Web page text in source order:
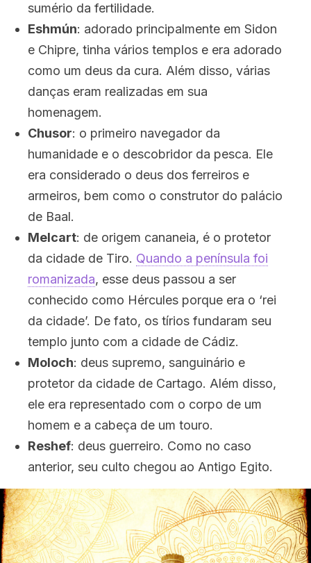
sumério da fertilidade.
Eshmún: adorado principalmente em Sidon
e Chipre, tinha vários templos e era adorado
como um deus da cura. Além disso, várias
danças eram realizadas em sua
homenagem.
Chusor: o primeiro navegador da
humanidade e o descobridor da pesca. Ele
era considerado o deus dos ferreiros e
armeiros, bem como o construtor do palácio
de Baal.
Melcart: de origem cananeia, é o protetor
da cidade de Tiro. Quando a península foi
romanizada, esse deus passou a ser
conhecido como Hércules porque era o ‘rei
da cidade’. De fato, os tírios fundaram seu
templo junto com a cidade de Cádiz.
Moloch: deus supremo, sanguinário e
protetor da cidade de Cartago. Além disso,
ele era representado com o corpo de um
homem e a cabeça de um touro.
Reshef: deus guerreiro. Como no caso
anterior, seu culto chegou ao Antigo Egito.